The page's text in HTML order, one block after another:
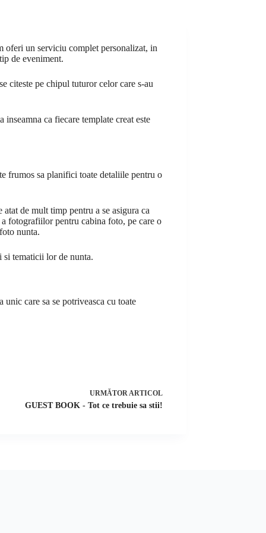
oferi un serviciu complet personalizat, in
de eveniment.
citeste pe chipul tuturor celor care s-au
ca fiecare template creat este
frumos sa planifici toate detaliile pentru o
de mult timp pentru a se asigura ca
fotografiilor pentru cabina foto, pe care o
nunta.
tematicii lor de nunta.
care sa se potriveasca cu toate
URMĂTOR ARTICOL
GUEST BOOK - Tot ce trebuie sa stii!